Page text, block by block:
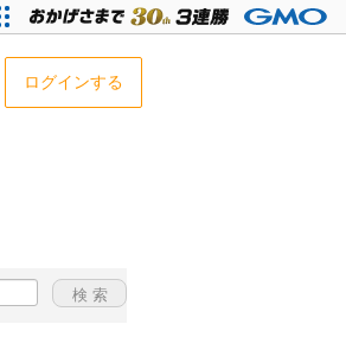
ログインする